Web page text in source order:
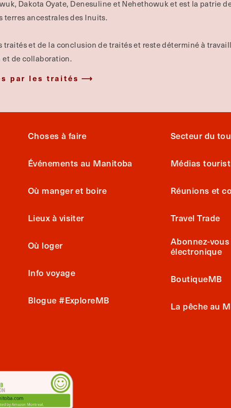
Dakota Oyate, Denesuline et Nehethowuk et est la patrie
ancestrales des Inuits.
et de la conclusion de traités et reste déterminé à
de collaboration.
par les traités
Choses à faire
Événements au Manitoba
Où manger et boire
Lieux à visiter
Où loger
Info voyage
Blogue #ExploreMB
Secteur du
Médias
Réunions et
Travel Trade
Abonnez-
électronique
BoutiqueMB
La pêche au